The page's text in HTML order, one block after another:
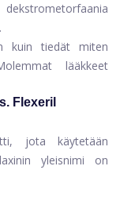
kuin tiedät miten
lääkkeet
Flexeril
jota käytetään
yleisnimi on